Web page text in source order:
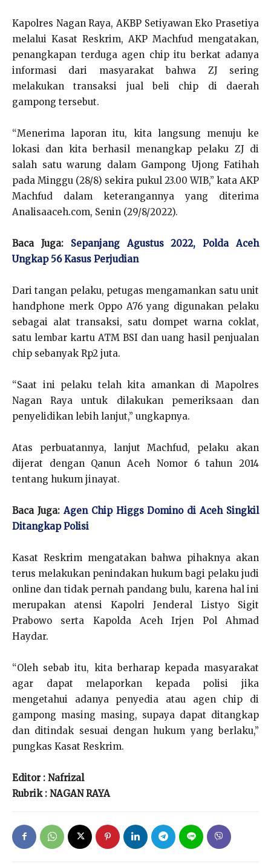
Kapolres Nagan Raya, AKBP Setiyawan Eko Prasetiya
melalui Kasat Reskrim, AKP Machfud mengatakan,
penangkapan terduga agen chip itu berkat adanya
informasi dari masyarakat bahwa ZJ sering
melakukan transaksi jual beli chip di daerah
gampong tersebut.
“Menerima laporan itu, kita langsung menuju ke
lokasi dan kita berhasil menangkap pelaku ZJ di
salah satu warung dalam Gampong Ujong Fatihah
pada Minggu (28/8) sekira pukul 23.00 WIB,” kata AKP
Machfud dalam keterangannya yang diterima
Analisaaceh.com, Senin (29/8/2022).
Baca Juga: Sepanjang Agustus 2022, Polda Aceh
Ungkap 56 Kasus Perjudian
Dari tangan pelaku, petugas mengamankan satu unit
handphone merk Oppo A76 yang digunakan pelaku
sebagai alat transaksi, satu dompet warna coklat,
satu lembar kartu ATM BSI dan uang hasil penjualan
chip sebanyak Rp2 juta.
“Saat ini pelaku telah kita amankan di Mapolres
Nagan Raya untuk dilakukan pemeriksaan dan
penyelidikan lebih lanjut,” ungkapnya.
Atas perbuatannya, lanjut Machfud, pelaku akan
dijerat dengan Qanun Aceh Nomor 6 tahun 2014
tentang hukum jinayat.
Baca Juga:Agen Chip Higgs Domino di Aceh Singkil
Ditangkap Polisi
Kasat Reskrim mengatakan bahwa pihaknya akan
terus melakukan penindakan hukum bagi pelaku judi
online dan tidak pernah pandang bulu, karena hal ini
merupakan atensi Kapolri Jenderal Listyo Sigit
Prabowo serta Kapolda Aceh Irjen Pol Ahmad
Haydar.
“Oleh sebab itu, kita berharap kepada masyarakat
agar dapat melaporkan kepada polisi jika
mengetahui adanya penyedia atau agen chip di
gampong masing masing, supaya dapat ditangkap
dan ditindak sesuai dengan hukum yang berlaku,”
pungkas Kasat Reskrim.
Editor : Nafrizal
Rubrik : NAGAN RAYA